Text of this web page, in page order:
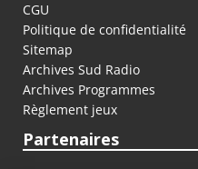
CGU
Politique de confidentialité
Sitemap
Archives Sud Radio
Archives Programmes
Règlement jeux
Partenaires